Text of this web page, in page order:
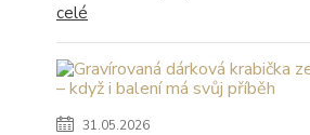
celé
31.05.2026